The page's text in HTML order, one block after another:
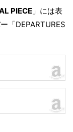
PIECE 」には表
「DEPARTURES